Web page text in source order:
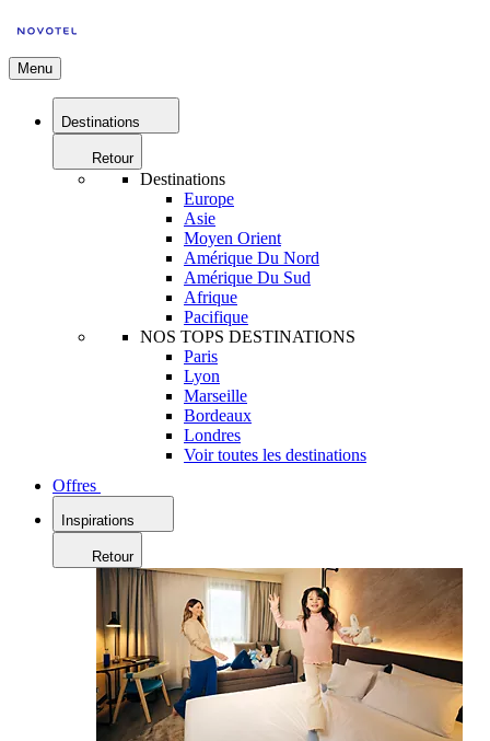
Menu
Destinations
Retour
Destinations
Europe
Asie
Moyen Orient
Amérique Du Nord
Amérique Du Sud
Afrique
Pacifique
NOS TOPS DESTINATIONS
Paris
Lyon
Marseille
Bordeaux
Londres
Voir toutes les destinations
Offres
Inspirations
Retour